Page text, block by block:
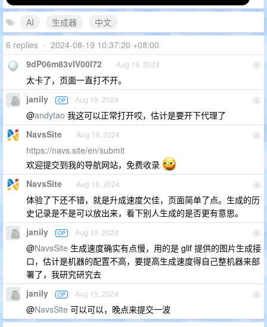
AI 生成器
中文
6 replies • 2024-08-19 10:37:20 +08:00
1
9dP06m83vIV00l72 Aug 19, 2024
太卡了，页面一直打不开。
2
janily OP Aug 19, 2024
@andytao 我这可以正常打开哎，估计是要开下代理了
3
NavsSite Aug 19, 2024
https://navs.site/en/submit
欢迎提交到我的导航网站，免费收录
4
NavsSite Aug 19, 2024
体验了下还不错，就是升成速度欠佳，页面简单了点。生成的历
史记录是不是可以放出来，看下别人生成的是否更有意思。
5
janily OP Aug 19, 2024
@NavsSite 生成速度确实有点慢，用的是 glif 提供的图片生成接
口，估计是机器的配置不高，要提高生成速度得自己整机器来部
署了，我研究研究去
6
janily OP Aug 19, 2024
@NavsSite 可以可以，晚点来提交一波